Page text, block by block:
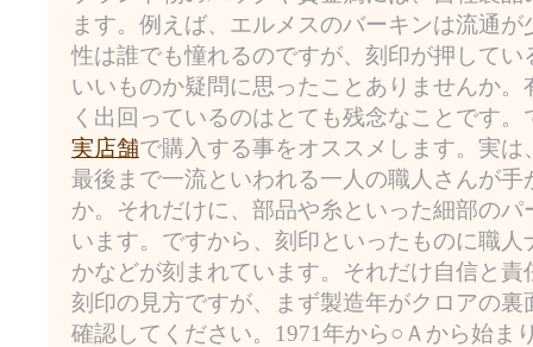
ます。例えば、エルメスのバーキンは流通
性は誰でも憧れるのですが、刻印が押して
いいものか疑問に思ったことありませんか
く出回っているのはとても残念なことです。
実店舗で購入する事をオススメします。実
最後まで一流といわれる一人の職人さんが
か。それだけに、部品や糸といった細部の
います。ですから、刻印といったものに職
かなどが刻まれています。それだけ自信と
刻印の見方ですが、まず製造年がクロアの
確認してください。1971年から○Ａから始ま